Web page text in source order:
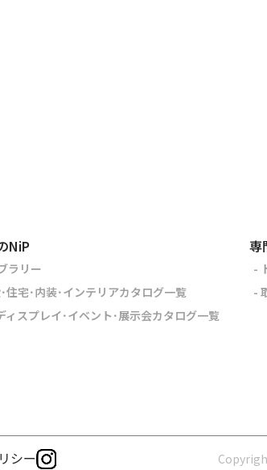
NiP
ラリー
住宅･内装･インテリアカタログ一覧
ィスプレイ･イベント･展示会カタログ一覧
専
-
-
シー